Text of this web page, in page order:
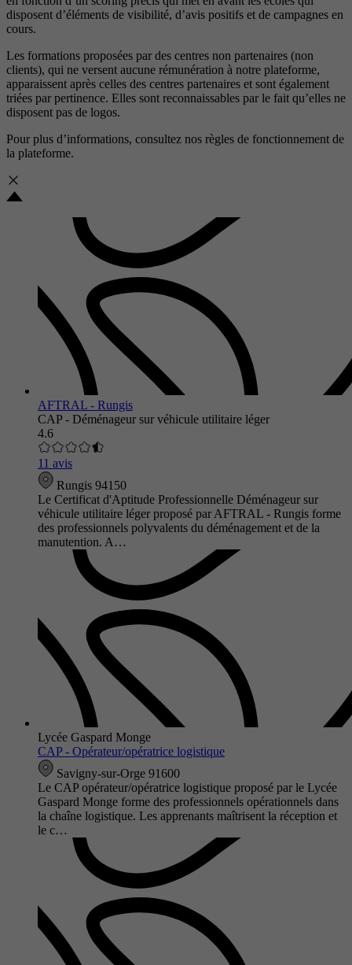
disposent d’éléments de visibilité, d’avis positifs et de campagnes en
cours.
Les formations proposées par des centres non partenaires (non
clients), qui ne versent aucune rémunération à notre plateforme,
apparaissent après celles des centres partenaires et sont également
triées par pertinence. Elles sont reconnaissables par le fait qu’elles ne
disposent pas de logos.
Pour plus d’informations, consultez nos règles de fonctionnement de
la plateforme.
AFTRAL - Rungis
CAP - Déménageur sur véhicule utilitaire léger
4.6
11 avis
Rungis 94150
Le Certificat d'Aptitude Professionnelle Déménageur sur
véhicule utilitaire léger proposé par AFTRAL - Rungis forme
des professionnels polyvalents du déménagement et de la
manutention. A…
Lycée Gaspard Monge
CAP - Opérateur/opératrice logistique
Savigny-sur-Orge 91600
Le CAP opérateur/opératrice logistique proposé par le Lycée
Gaspard Monge forme des professionnels opérationnels dans
la chaîne logistique. Les apprenants maîtrisent la réception et
le c…